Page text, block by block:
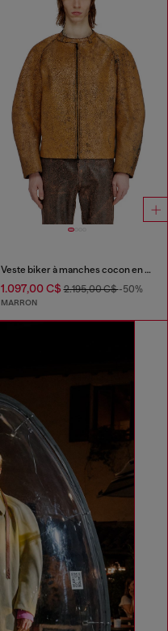
Veste biker à manches cocon en cuir craquelé
1.097,00 C$2.195,00 C$-50%
MARRON